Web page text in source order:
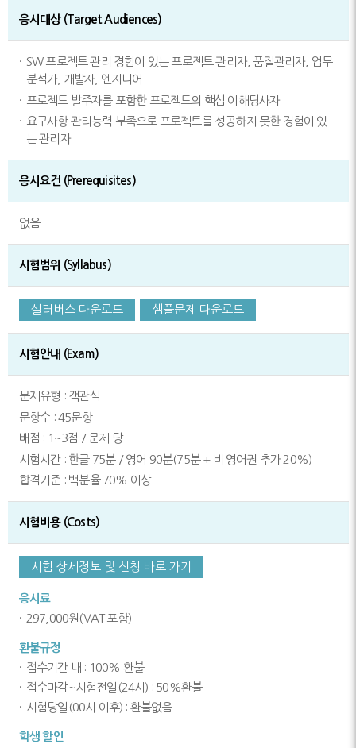
응시대상 (Target Audiences)
SW 프로젝트 관리 경험이 있는 프로젝트 관리자, 품질관리자, 업무
분석가, 개발자, 엔지니어
프로젝트 발주자를 포함한 프로젝트의 핵심 이해당사자
요구사항 관리능력 부족으로 프로젝트를 성공하지 못한 경험이 있
는 관리자
응시요건 (Prerequisites)
없음
시험범위 (Syllabus)
실러버스 다운로드 샘플문제 다운로드
시험안내 (Exam)
문제유형 : 객관식
문항수 : 45문항
배점 : 1~3점 / 문제 당
시험시간 : 한글 75분 / 영어 90분(75분 + 비 영어권 추가 20%)
합격기준 : 백분율 70% 이상
시험비용 (Costs)
시험 상세정보 및 신청 바로 가기
응시료
297,000원(VAT 포함)
환불규정
접수기간 내 : 100% 환불
접수마감~시험전일(24시) : 50%환불
시험당일(00시 이후) : 환불없음
학생 할인